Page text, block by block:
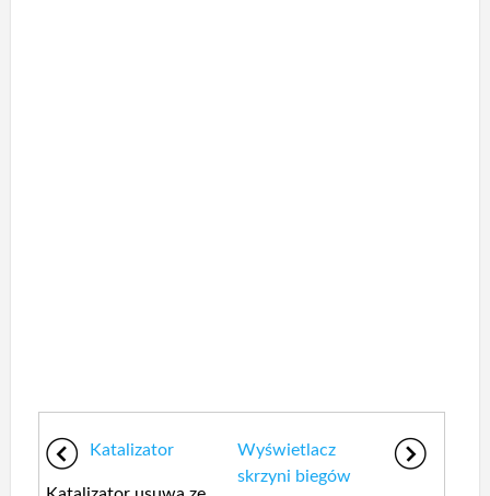
Katalizator
Wyświetlacz
skrzyni biegów